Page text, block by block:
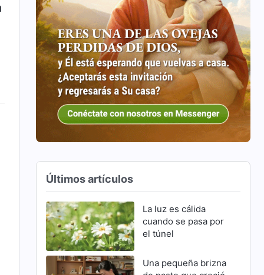
Últimos artículos
La luz es cálida
cuando se pasa por
el túnel
Una pequeña brizna